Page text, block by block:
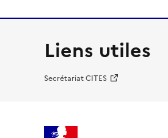
Liens utiles
Secrétariat CITES